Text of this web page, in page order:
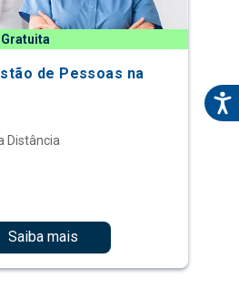
de Pessoas na
Distância
Saiba mais